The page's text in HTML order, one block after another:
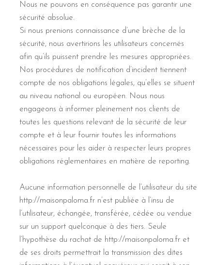
Nous ne pouvons en conséquence pas garantir une
sécurité absolue.
Si nous prenions connaissance d’une brèche de la
sécurité, nous avertirions les utilisateurs concernés
afin qu’ils puissent prendre les mesures appropriées.
Nos procédures de notification d’incident tiennent
compte de nos obligations légales, qu’elles se situent
au niveau national ou européen. Nous nous
engageons à informer pleinement nos clients de
toutes les questions relevant de la sécurité de leur
compte et à leur fournir toutes les informations
nécessaires pour les aider à respecter leurs propres
obligations réglementaires en matière de reporting.
Aucune information personnelle de l’utilisateur du site
http://maisonpaloma.fr n’est publiée à l’insu de
l’utilisateur, échangée, transférée, cédée ou vendue
sur un support quelconque à des tiers. Seule
l’hypothèse du rachat de http://maisonpaloma.fr et
de ses droits permettrait la transmission des dites